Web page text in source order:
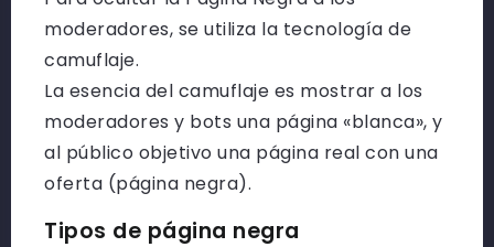
moderadores, se utiliza la tecnología de
camuflaje.
La esencia del camuflaje es mostrar a los
moderadores y bots una página «blanca», y
al público objetivo una página real con una
oferta (página negra).
Tipos de página negra